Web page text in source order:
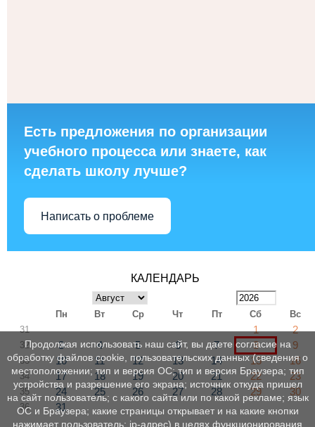
Есть предложения по организации
учебного процесса или знаете, как
сделать школу лучше?
Написать о проблеме
КАЛЕНДАРЬ
Пн Вт Ср Чт Пт Сб
Вс
31
1 2
32 3 4 5 6 7 8 9
33 10 11 12 13 14 15 16
34 17 18 19 20 21 22 23
35 24 25 26 27 28 29 30
36 31
Продолжая использовать наш сайт, вы даете согласие на
обработку файлов cookie, пользовательских данных (сведения о
местоположении; тип и версия ОС; тип и версия Браузера; тип
устройства и разрешение его экрана; источник откуда пришел
на сайт пользователь; с какого сайта или по какой рекламе; язык
ОС и Браузера; какие страницы открывает и на какие кнопки
нажимает пользователь; ip-адрес) в целях функционирования